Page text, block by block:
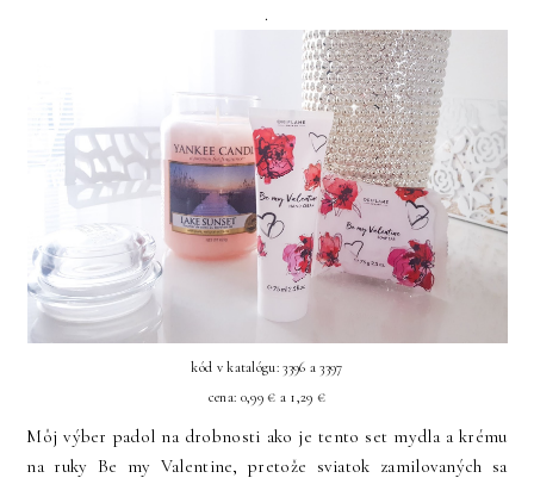
.
kód v katalógu: 3396 a 3397
cena: 0,99 € a 1,29 €
Môj výber padol na drobnosti ako je tento set mydla a krému
na ruky Be my Valentine, pretože sviatok zamilovaných sa